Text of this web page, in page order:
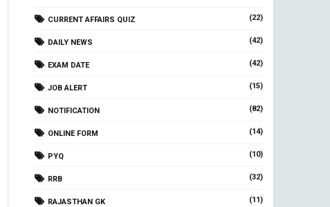
CURRENT AFFAIRS QUIZ (22)
DAILY NEWS (42)
EXAM DATE (42)
JOB ALERT (15)
NOTIFICATION (82)
ONLINE FORM (14)
PYQ (10)
RRB (32)
RAJASTHAN GK (11)